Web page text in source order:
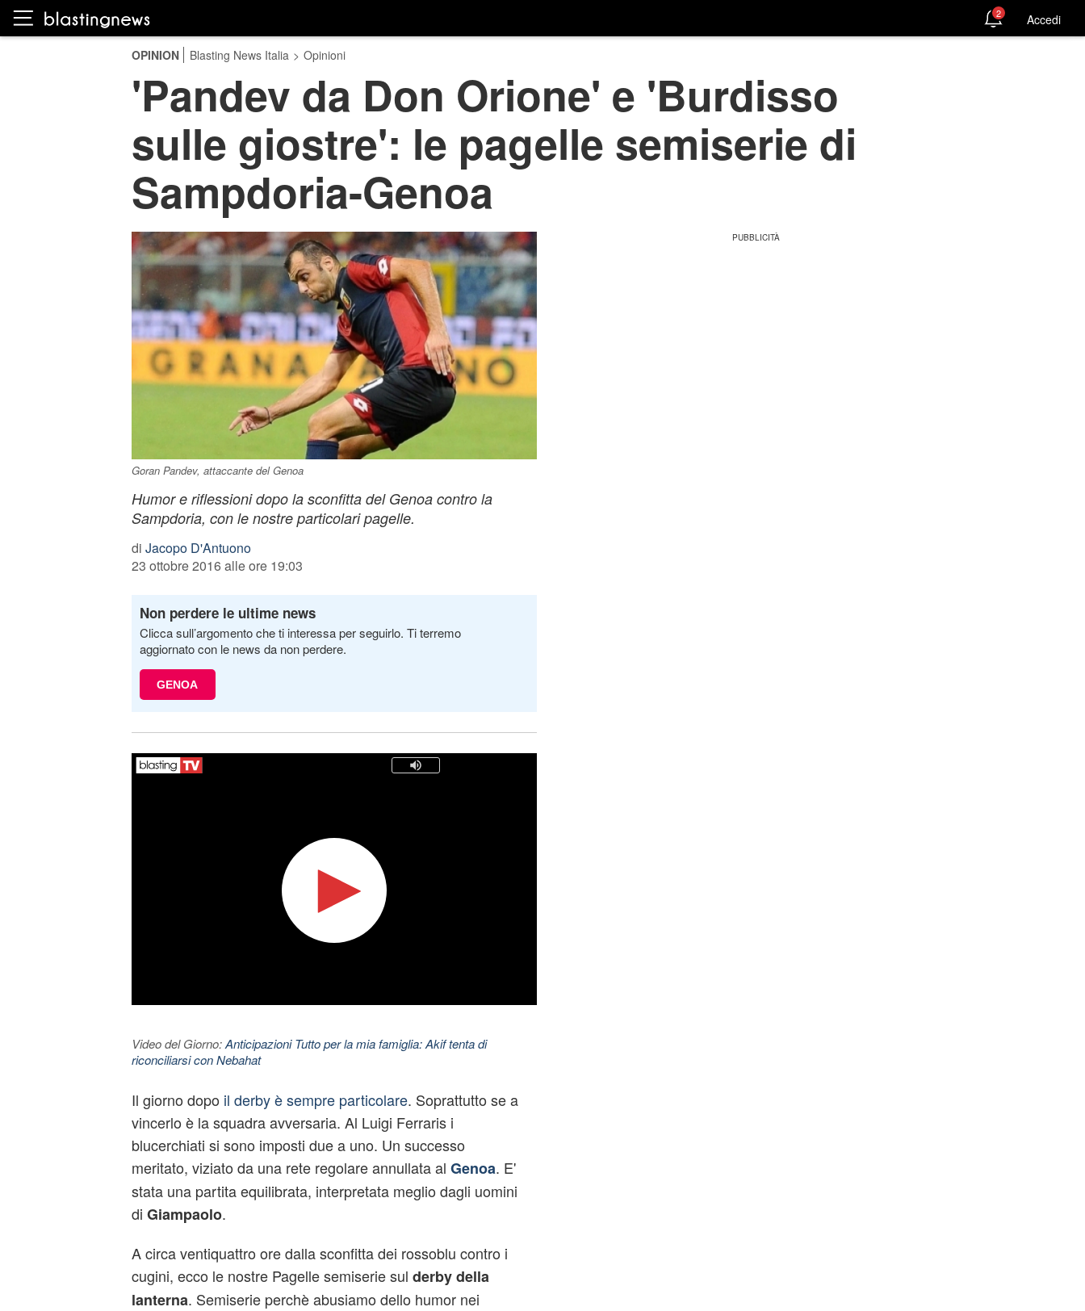
2 Accedi
OPINION Blasting News Italia > Opinioni
'Pandev da Don Orione' e 'Burdisso
sulle giostre': le pagelle semiserie di
Sampdoria-Genoa
Goran Pandev, attaccante del Genoa
Humor e riflessioni dopo la sconfitta del Genoa contro la
Sampdoria, con le nostre particolari pagelle.
di Jacopo D'Antuono
23 ottobre 2016 alle ore 19:03
Non perdere le ultime news
Clicca sull’argomento che ti interessa per seguirlo. Ti terremo
aggiornato con le news da non perdere.
GENOA
Video del Giorno:Anticipazioni Tutto per la mia famiglia: Akif tenta di
riconciliarsi con Nebahat
Il giorno dopo il derby è sempre particolare. Soprattutto se a
vincerlo è la squadra avversaria. Al Luigi Ferraris i
blucerchiati si sono imposti due a uno. Un successo
meritato, viziato da una rete regolare annullata al Genoa. E'
stata una partita equilibrata, interpretata meglio dagli uomini
di Giampaolo.
A circa ventiquattro ore dalla sconfitta dei rossoblu contro i
cugini, ecco le nostre Pagellesemiserie sul derby della
lanterna. Semiserie perchè abusiamo dello humor nei